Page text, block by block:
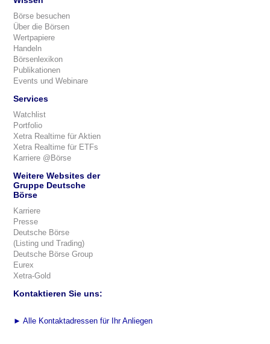
Börse besuchen
Über die Börsen
Wertpapiere
Handeln
Börsenlexikon
Publikationen
Events und Webinare
Services
Watchlist
Portfolio
Xetra Realtime für Aktien
Xetra Realtime für ETFs
Karriere @Börse
Weitere Websites der
Gruppe Deutsche
Börse
Karriere
Presse
Deutsche Börse
(Listing und Trading)
Deutsche Börse Group
Eurex
Xetra-Gold
Kontaktieren Sie uns:
► Alle Kontaktadressen für Ihr Anliegen